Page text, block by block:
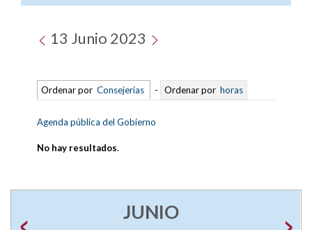
13 Junio 2023
Ordenar por Consejerías - Ordenar por horas
Agenda pública del Gobierno
No hay resultados.
JUNIO